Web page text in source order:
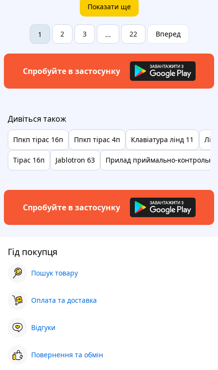
Показати ще
1 2 3 ... 22 Вперед
Спробуйте в застосунку
Дивіться також
Ппкп тірас 16п Ппкп тірас 4п Клавіатура лінд 11
Тірас 16п Jablotron 63 Прилад приймально-
Спробуйте в застосунку
Гід покупця
Пошук товару
Оплата та доставка
Відгуки
Повернення та обмін